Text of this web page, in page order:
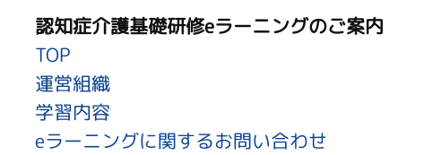
認知症介護基礎研修eラーニングのご案内
TOP
運営組織
学習内容
eラーニングに関するお問い合わせ